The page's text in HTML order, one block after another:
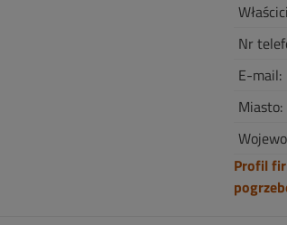
Nr
E-mail:
Miasto:
Profil